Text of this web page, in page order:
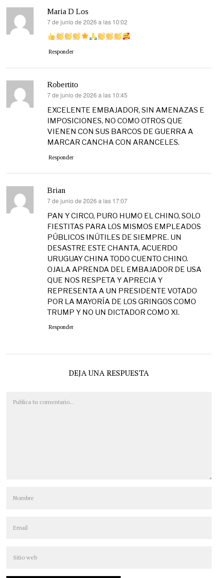
Maria D Los
dice:
7 de junio de 2026 a las 10:02
Responder
Robertito
dice:
7 de junio de 2026 a las 10:45
EXCELENTE EMBAJADOR, SIN AMENAZAS E
IMPOSICIONES, NO COMO OTROS QUE
VIENEN CON SUS BARCOS DE GUERRA A
MARCAR CANCHA CON ARANCELES.
Responder
Brian
dice:
7 de junio de 2026 a las 17:07
PAN Y CIRCO, PURO HUMO EL CHINO, SOLO
FIESTITAS PARA LOS MISMOS EMPLEADOS
PÚBLICOS INÚTILES DE SIEMPRE. UN
DESASTRE ESTE CHANTA, ACUERDO
URUGUAY CHINA TODO CUENTO CHINO.
OJALA APRENDA DEL EMBAJADOR DE USA
QUE NOS RESPETA Y APRECIA Y
REPRESENTA A UN PRESIDENTE VOTADO
POR LA MAYORÍA DE LOS GRINGOS COMO
TRUMP Y NO UN DICTADOR COMO XI.
Responder
DEJA UNA RESPUESTA